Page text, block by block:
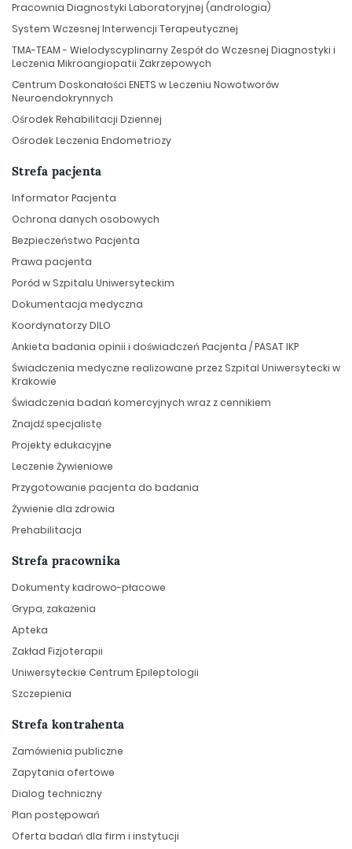
Pracownia Diagnostyki Laboratoryjnej (andrologia)
System Wczesnej Interwencji Terapeutycznej
TMA-TEAM - Wielodyscyplinarny Zespół do Wczesnej Diagnostyki i
Leczenia Mikroangiopatii Zakrzepowych
Centrum Doskonałości ENETS w Leczeniu Nowotworów
Neuroendokrynnych
Ośrodek Rehabilitacji Dziennej
Ośrodek Leczenia Endometriozy
Strefa pacjenta
Informator Pacjenta
Ochrona danych osobowych
Bezpieczeństwo Pacjenta
Prawa pacjenta
Poród w Szpitalu Uniwersyteckim
Dokumentacja medyczna
Koordynatorzy DILO
Ankieta badania opinii i doświadczeń Pacjenta / PASAT IKP
Świadczenia medyczne realizowane przez Szpital Uniwersytecki w
Krakowie
Świadczenia badań komercyjnych wraz z cennikiem
Znajdź specjalistę
Projekty edukacyjne
Leczenie Żywieniowe
Przygotowanie pacjenta do badania
Żywienie dla zdrowia
Prehabilitacja
Strefa pracownika
Dokumenty kadrowo-płacowe
Grypa, zakażenia
Apteka
Zakład Fizjoterapii
Uniwersyteckie Centrum Epileptologii
Szczepienia
Strefa kontrahenta
Zamówienia publiczne
Zapytania ofertowe
Dialog techniczny
Plan postępowań
Oferta badań dla firm i instytucji